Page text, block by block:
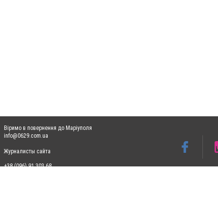
Віримо в повернення до Маріуполя
info@0629.com.ua
Журналисты сайта
+38 (096) 91 303 68